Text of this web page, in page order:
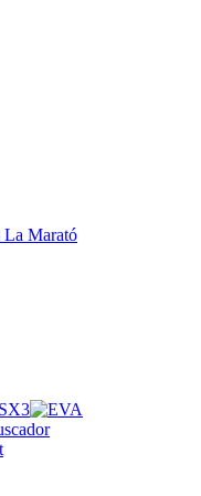
La Marató